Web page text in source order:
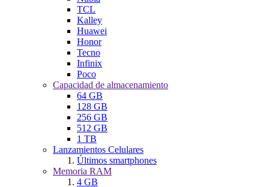
TCL
Kalley
Huawei
Honor
Tecno
Infinix
Poco
Capacidad de almacenamiento
64 GB
128 GB
256 GB
512 GB
1 TB
Lanzamientos Celulares
Últimos smartphones
Memoria RAM
4 GB